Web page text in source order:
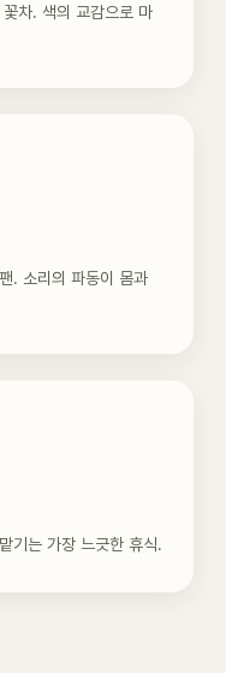
차. 색의 교감으로 마
. 소리의 파동이 몸과
기는 가장 느긋한 휴식.